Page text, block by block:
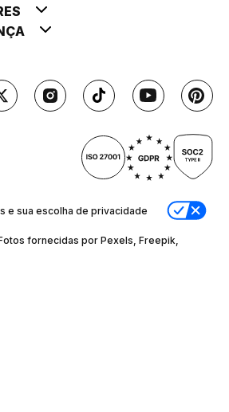
e sua escolha de privacidade
fornecidas por Pexels, Freepik,